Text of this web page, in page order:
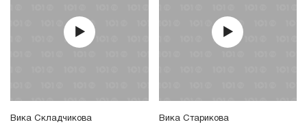
Вика Складчикова Вика Старикова